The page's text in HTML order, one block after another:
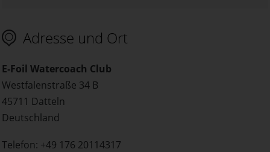
Adresse und Ort
E‑Foil Watercoach Club
Westfalenstraße 34 B
45711 Datteln
Deutschland
Telefon: +49 176 20114317